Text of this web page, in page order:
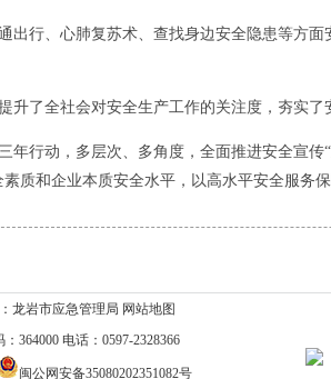
、心肺复苏术、查找身边安全隐患等方面
了全社会对安全生产工作的关注度，夯实了
动，多层次、多角度，全面推进安全宣传
质和企业本质安全水平，以高水平安全服务